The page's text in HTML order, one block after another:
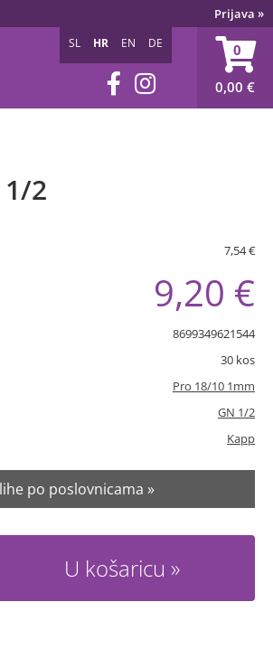
Prijava »
0
0,00 €
SL HR EN DE
2
7,54 €
9,20 €
8699349621544
30 kos
Pro 18/10 1mm
GN 1/2
Kapp
po poslovnicama »
U košaricu